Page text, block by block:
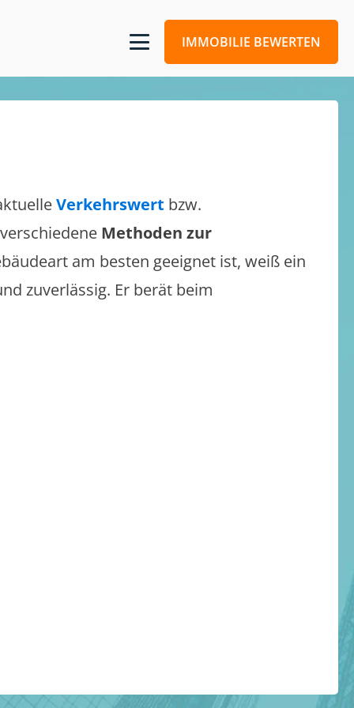
IMMOBILIE BEWERTEN
Verkehrswert bzw.
Methoden zur
am besten geeignet ist, weiß ein
zuverlässig. Er berät beim